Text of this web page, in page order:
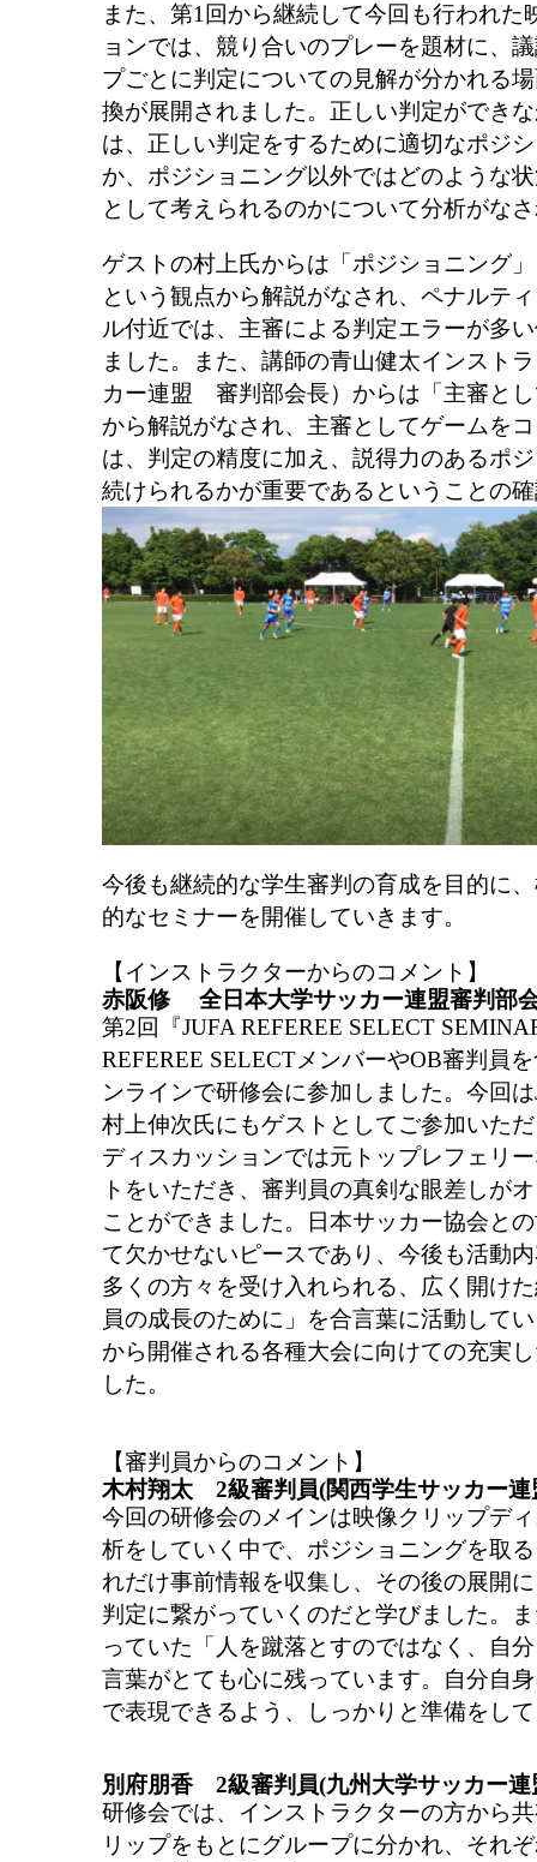
また、第1回から継続して今回も行われた
ョンでは、競り合いのプレーを題材に、
プごとに判定についての見解が分かれる
換が展開されました。正しい判定ができ
は、正しい判定をするために適切なポジ
か、ポジショニング以外ではどのような
として考えられるのかについて分析がな
ゲストの村上氏からは「ポジショニング
という観点から解説がなされ、ペナルテ
ル付近では、主審による判定エラーが多
ました。また、講師の青山健太インスト
カー連盟 審判部会長）からは「主審と
から解説がなされ、主審としてゲームを
は、判定の精度に加え、説得力のあるポ
続けられるかが重要であるということの
今後も継続的な学生審判の育成を目的に
的なセミナーを開催していきます。
【インストラクターからのコメント】
赤阪修 全日本大学サッカー連盟審判部
第2回『JUFA REFEREE SELECT
REFEREE SELECTメンバーやOB審判員
ンラインで研修会に参加しました。今回
村上伸次氏にもゲストとしてご参加いた
ディスカッションでは元トップレフェリ
トをいただき、審判員の真剣な眼差しが
ことができました。日本サッカー協会と
て欠かせないピースであり、今後も活動
多くの方々を受け入れられる、広く開け
員の成長のために」を合言葉に活動して
から開催される各種大会に向けての充実
した。
【審判員からのコメント】
木村翔太 2級審判員(関西学生サッカー連
今回の研修会のメインは映像クリップデ
析をしていく中で、ポジショニングを取
れだけ事前情報を収集し、その後の展開
判定に繋がっていくのだと学びました。
っていた「人を蹴落とすのではなく、自
言葉がとても心に残っています。自分自
で表現できるよう、しっかりと準備をし
別府朋香 2級審判員(九州大学サッカー連
研修会では、インストラクターの方から
リップをもとにグループに分かれ、それ